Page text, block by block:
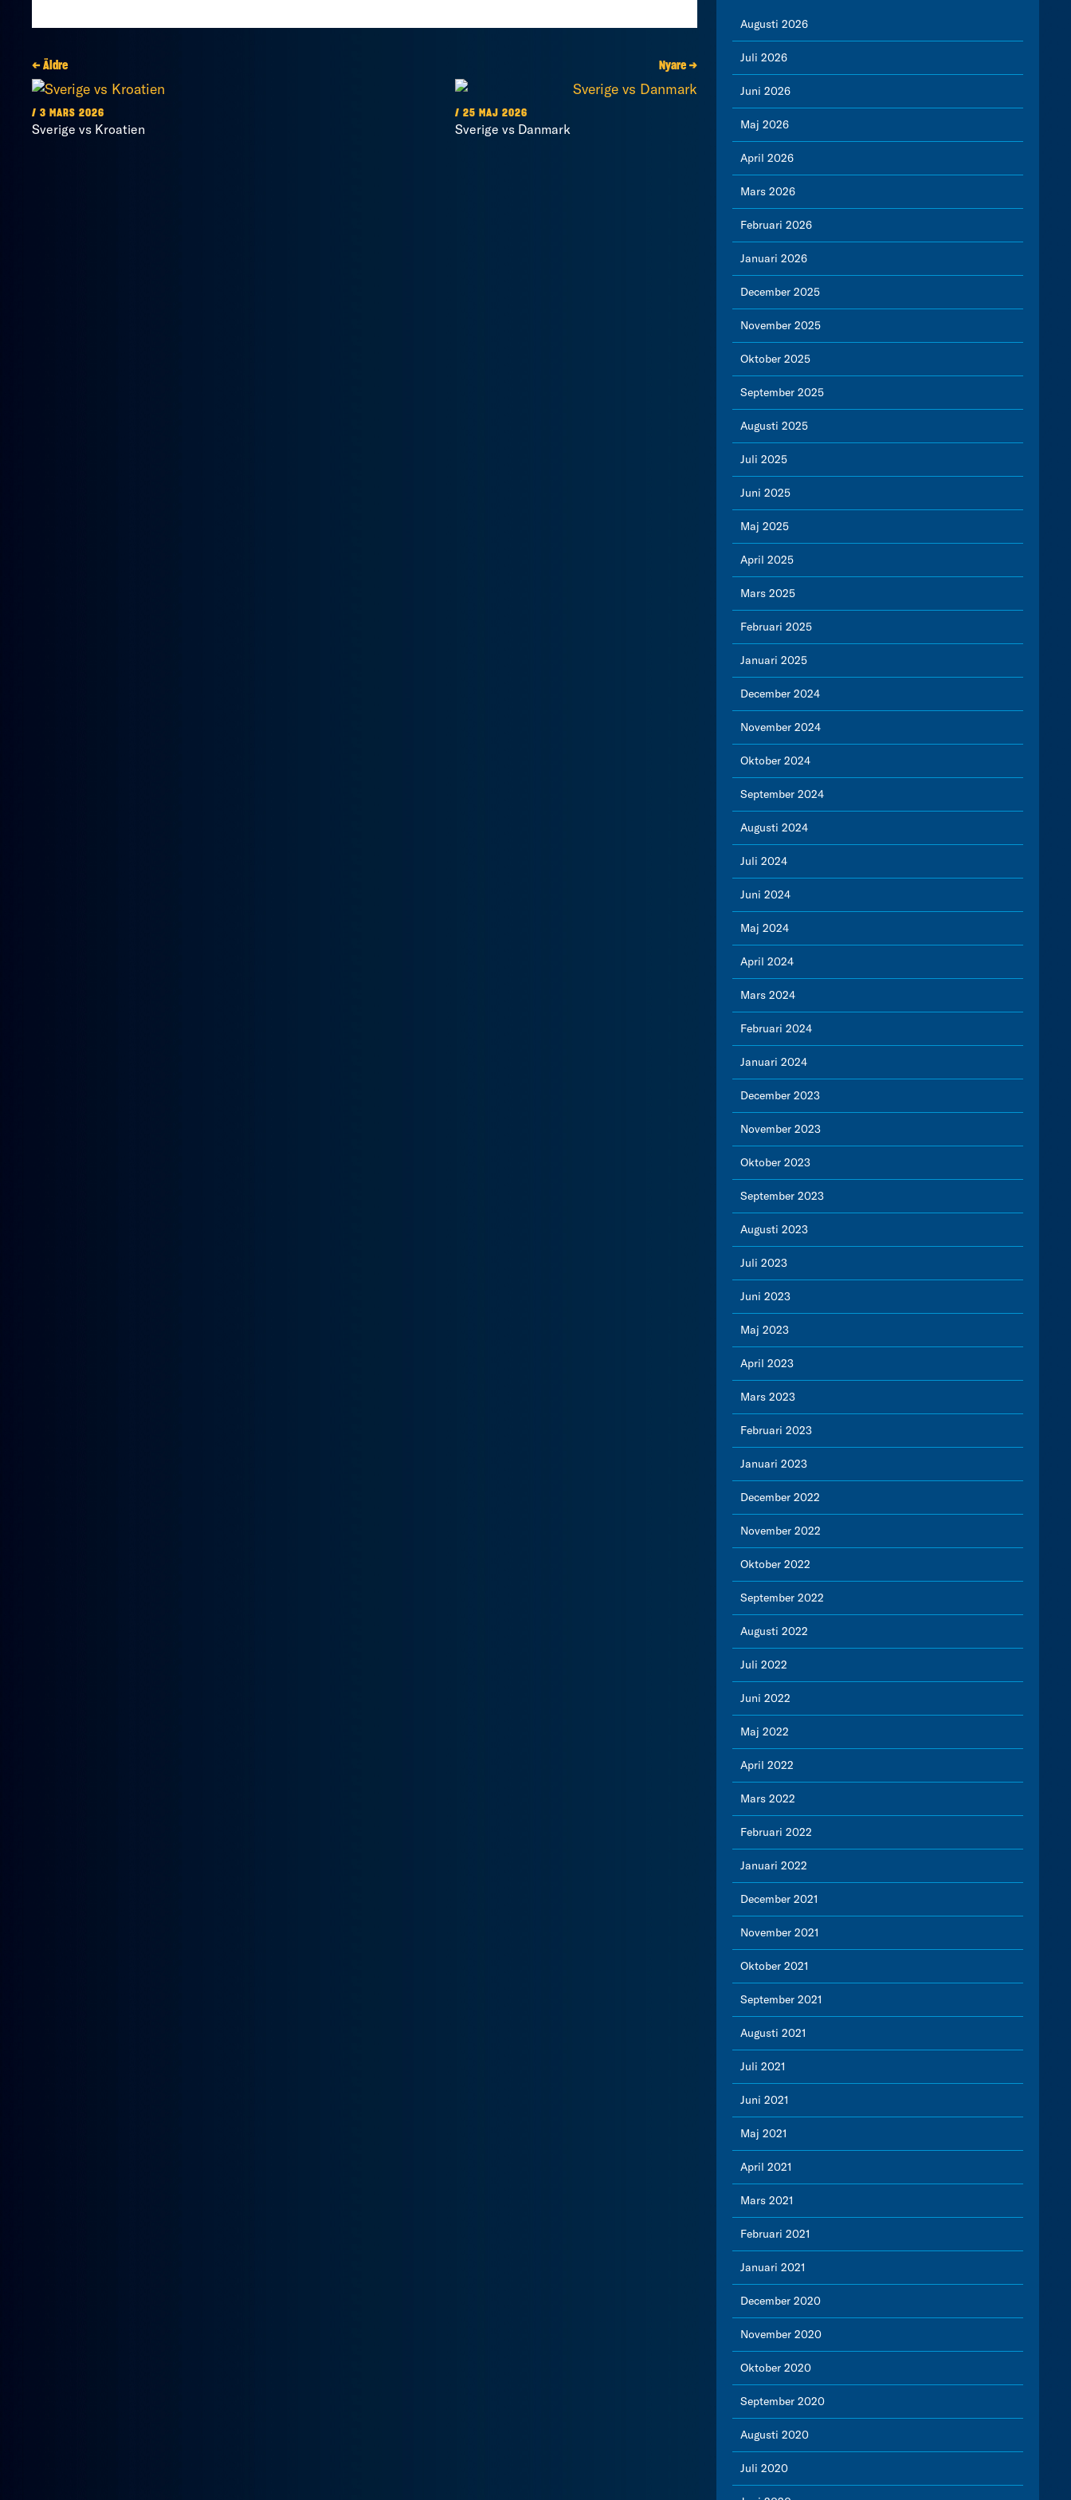
← Äldre
/ 3 MARS 2026
Sverige vs Kroatien
Nyare →
/ 25 MAJ 2026
Sverige vs Danmark
Augusti 2026
Juli 2026
Juni 2026
Maj 2026
April 2026
Mars 2026
Februari 2026
Januari 2026
December 2025
November 2025
Oktober 2025
September 2025
Augusti 2025
Juli 2025
Juni 2025
Maj 2025
April 2025
Mars 2025
Februari 2025
Januari 2025
December 2024
November 2024
Oktober 2024
September 2024
Augusti 2024
Juli 2024
Juni 2024
Maj 2024
April 2024
Mars 2024
Februari 2024
Januari 2024
December 2023
November 2023
Oktober 2023
September 2023
Augusti 2023
Juli 2023
Juni 2023
Maj 2023
April 2023
Mars 2023
Februari 2023
Januari 2023
December 2022
November 2022
Oktober 2022
September 2022
Augusti 2022
Juli 2022
Juni 2022
Maj 2022
April 2022
Mars 2022
Februari 2022
Januari 2022
December 2021
November 2021
Oktober 2021
September 2021
Augusti 2021
Juli 2021
Juni 2021
Maj 2021
April 2021
Mars 2021
Februari 2021
Januari 2021
December 2020
November 2020
Oktober 2020
September 2020
Augusti 2020
Juli 2020